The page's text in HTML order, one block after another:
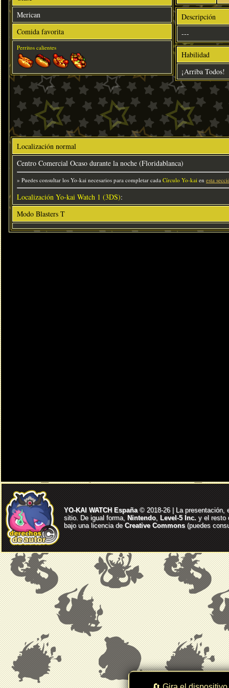
🔄 Gira el
Merican
Comida favorita
Perritos calientes
Descripción
---
Habilidad
¡Arriba Todos!
Localización normal
Centro Comercial Ocaso durante la noche (Floridablanca)
» Puedes consultar los Yo-kai necesarios para completar cada Círculo Yo-kai en esta
Localización Yo-kai Watch 1 (3DS):
Modo Blasters T
YO-KAI WATCH España© 2018-26 | La presentación,
sitio. De igual forma, Nintendo, Level-5 Inc. y el resto
bajo una licencia deCreative Commons(puedes